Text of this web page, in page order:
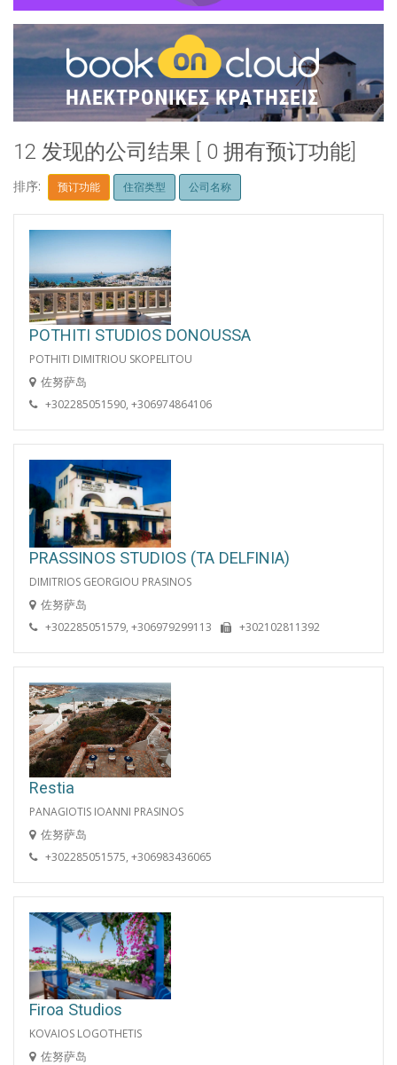
12 发现的公司结果 [ 0 拥有预订功能]
排序: 预订功能 住宿类型 公司名称
POTHITI STUDIOS DONOUSSA
POTHITI DIMITRIOU SKOPELITOU
佐努萨岛
+302285051590, +306974864106
PRASSINOS STUDIOS (TA DELFINIA)
DIMITRIOS GEORGIOU PRASINOS
佐努萨岛
+302285051579, +306979299113 +302102811392
Restia
PANAGIOTIS IOANNI PRASINOS
佐努萨岛
+302285051575, +306983436065
Firoa Studios
KOVAIOS LOGOTHETIS
佐努萨岛